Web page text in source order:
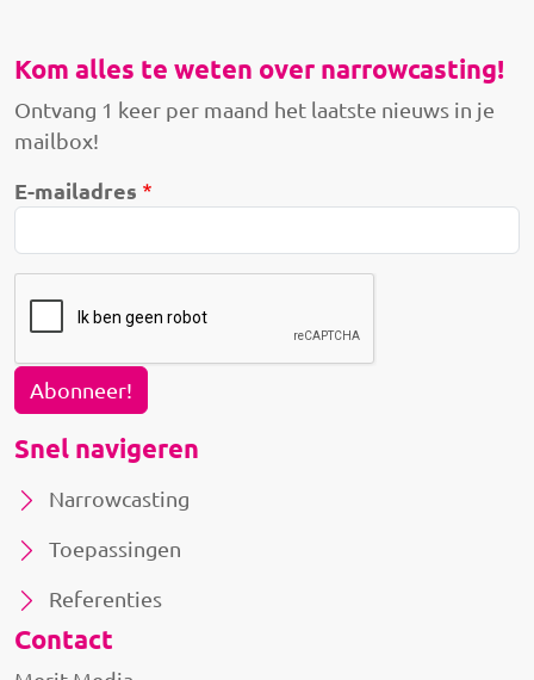
Kom alles te weten over narrowcasting!
Ontvang 1 keer per maand het laatste nieuws in je
mailbox!
E-mailadres
Abonneer!
Snel navigeren
Narrowcasting
Toepassingen
Referenties
Contact